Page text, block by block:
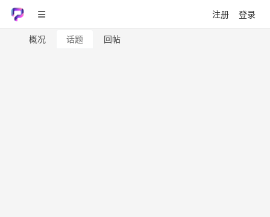
注册 登录
概况 话题 回帖